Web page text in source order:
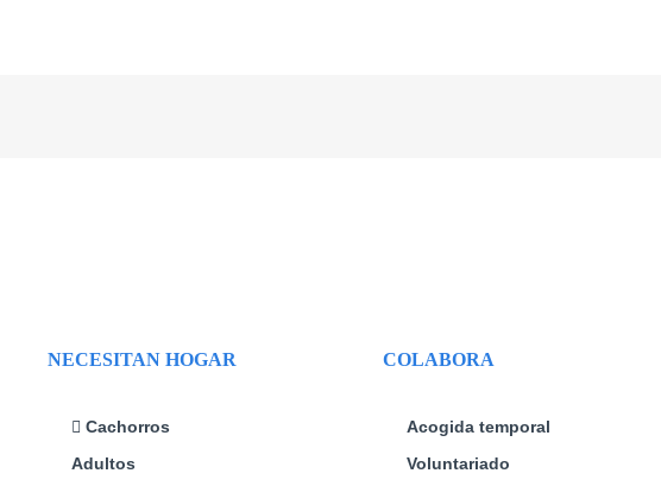
NECESITAN HOGAR
Cachorros
Adultos
COLABORA
Acogida temporal
Voluntariado